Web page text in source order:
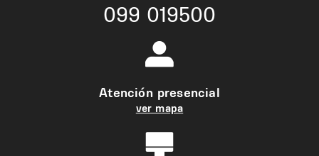
099 019500
Atención presencial
ver mapa